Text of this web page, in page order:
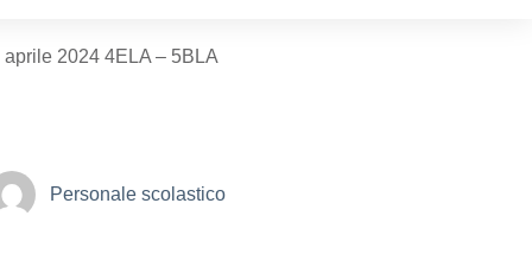
2024 4ELA – 5BLA
Personale scolastico